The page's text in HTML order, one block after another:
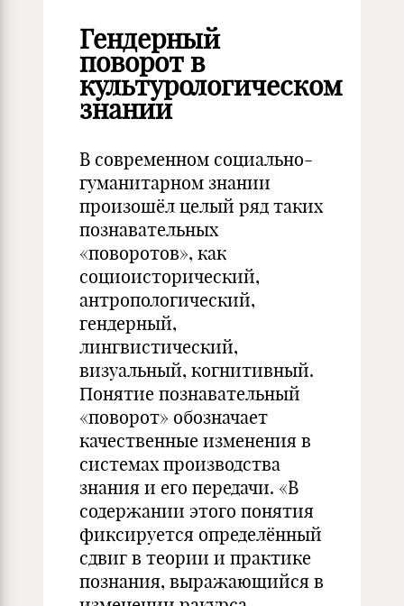
Гендерный
поворот в
культурологическом
знании
В современном социально-
гуманитарном знании
произошёл целый ряд таких
познавательных
«поворотов», как
социоисторический,
антропологический,
гендерный,
лингвистический,
визуальный, когнитивный.
Понятие познавательный
«поворот» обозначает
качественные изменения в
системах производства
знания и его передачи. «В
содержании этого понятия
фиксируется определённый
сдвиг в теории и практике
познания, выражающийся в